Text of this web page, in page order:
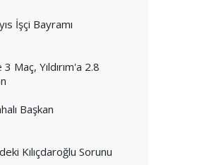
İşçi Bayramı
3 Maç, Yıldırım'a 2.8
Başkan
Kılıçdaroğlu Sorunu